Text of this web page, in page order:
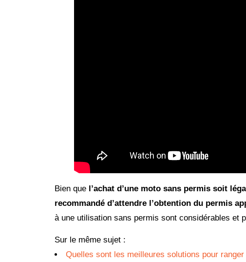
Bien que l’achat d’une moto sans permis soit
recommandé d’attendre l’obtention du permis
à une utilisation sans permis sont considérables et
Sur le même sujet :
Quelles sont les meilleures solutions pour